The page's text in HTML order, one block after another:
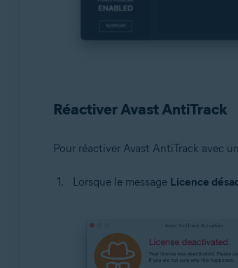
Réactiver Avast AntiTrack
Pour réactiver Avast AntiTrack avec
Lorsque le message Licence